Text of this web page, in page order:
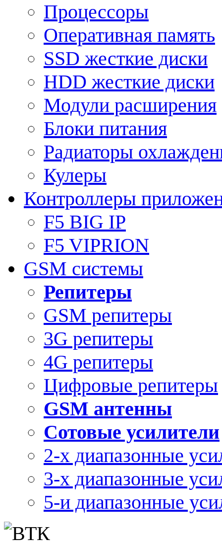
Процессоры
Оперативная память
SSD жесткие диски
HDD жесткие диски
Модули расширения
Блоки питания
Радиаторы
Кулеры
Контроллеры
F5 BIG IP
F5 VIPRION
GSM системы
Репитеры
GSM репитеры
3G репитеры
4G репитеры
Цифровые репитеры
GSM антенны
Сотовые усилители
2-х диапазонные
3-х диапазонные
5-и диапазонные